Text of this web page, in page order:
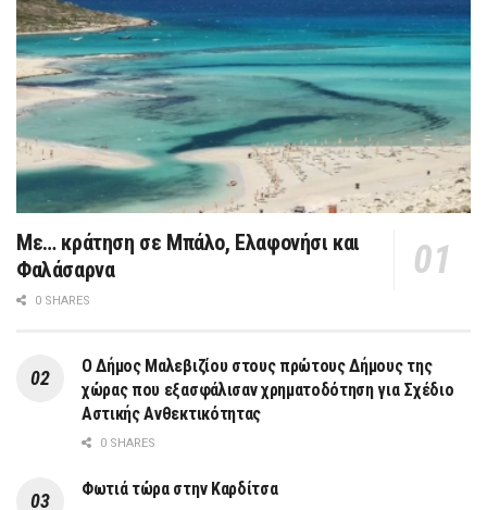
Με… κράτηση σε Μπάλο, Ελαφονήσι και
Φαλάσαρνα
0 SHARES
Ο Δήμος Μαλεβιζίου στους πρώτους Δήμους της
χώρας που εξασφάλισαν χρηματοδότηση για Σχέδιο
Αστικής Ανθεκτικότητας
0 SHARES
Φωτιά τώρα στην Καρδίτσα